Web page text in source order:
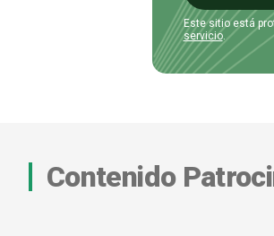
Este sitio está
servicio.
Contenido